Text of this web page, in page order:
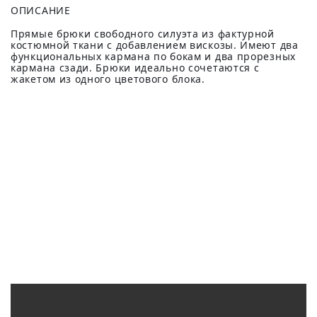
ОПИСАНИЕ
Прямые брюки свободного силуэта из фактурной
костюмной ткани с добавлением вискозы. Имеют два
функциональных кармана по бокам и два прорезных
кармана сзади. Брюки идеально сочетаются с
жакетом из одного цветового блока.